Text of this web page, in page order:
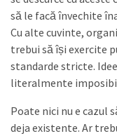
să le facă învechite
Cu alte cuvinte,
trebui să își exercite
standarde stricte.
literalmente
Poate nici nu e cazul
deja existente. Ar